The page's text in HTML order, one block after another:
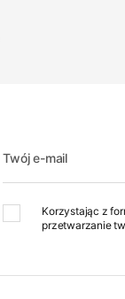
Twój e-mail
Korzystając z
przetwarzanie